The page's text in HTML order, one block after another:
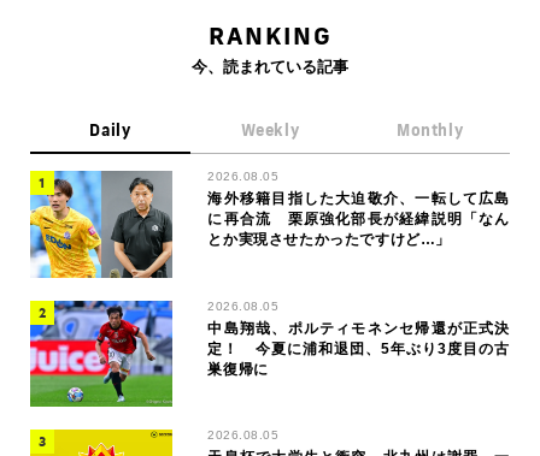
RANKING
今、読まれている記事
Daily Weekly Monthly
2026.08.05
海外移籍目指した大迫敬介、一転して広島
に再合流 栗原強化部長が経緯説明「なん
とか実現させたかったですけど…」
2026.08.05
中島翔哉、ポルティモネンセ帰還が正式決
定！ 今夏に浦和退団、5年ぶり3度目の古
巣復帰に
2026.08.05